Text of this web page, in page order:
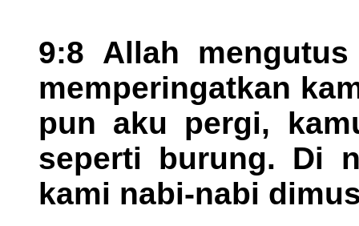
9:8 Allah
memperingatkan
pun aku pergi,
seperti burung. Di
kami nabi-nabi